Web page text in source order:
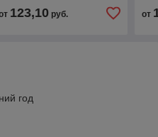
123,10руб. от
год